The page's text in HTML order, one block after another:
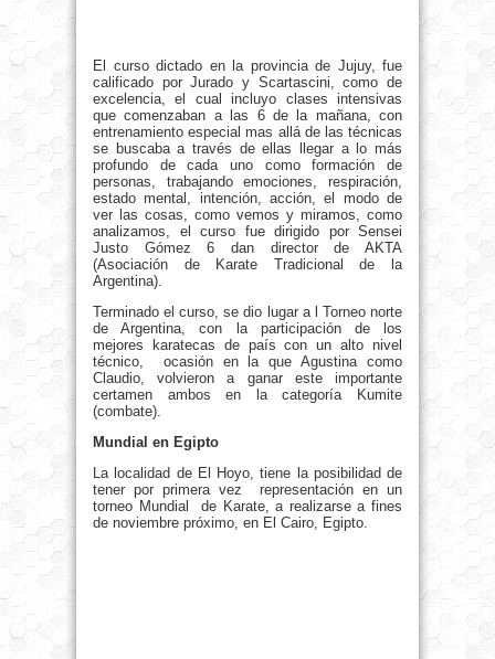
El curso dictado en la provincia de Jujuy, fue
calificado por Jurado y Scartascini, como de
excelencia, el cual incluyo clases intensivas
que comenzaban a las 6 de la mañana, con
entrenamiento especial mas allá de las técnicas
se buscaba a través de ellas llegar a lo más
profundo de cada uno como formación de
personas, trabajando emociones, respiración,
estado mental, intención, acción, el modo de
ver las cosas, como vemos y miramos, como
analizamos, el curso fue dirigido por Sensei
Justo Gómez 6 dan director de AKTA
(Asociación de Karate Tradicional de la
Argentina).
Terminado el curso, se dio lugar a l Torneo norte
de Argentina, con la participación de los
mejores karatecas de país con un alto nivel
técnico, ocasión en la que Agustina como
Claudio, volvieron a ganar este importante
certamen ambos en la categoría Kumite
(combate).
Mundial en Egipto
La localidad de El Hoyo, tiene la posibilidad de
tener por primera vez representación en un
torneo Mundial de Karate, a realizarse a fines
de noviembre próximo, en El Cairo, Egipto.